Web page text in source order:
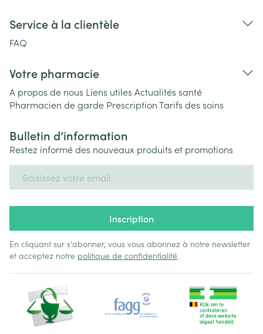
Service à la clientèle
FAQ
Votre pharmacie
A propos de nous Liens utiles Actualités santé
Pharmacien de garde PrescriptionTarifs des soins
Bulletin d’information
Restez informé des nouveaux produits et promotions
Inscription
En cliquant sur s'abonner, vous vous abonnez à notre newsletter
et acceptez notre politique de confidentialité.